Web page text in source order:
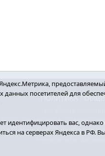
ПОЛИТИКА
"Знамя труда", главный
СМИ Эл №ФС77-69142 от 24
посетителей для
вас,
на серверах Яндекса в РФ.